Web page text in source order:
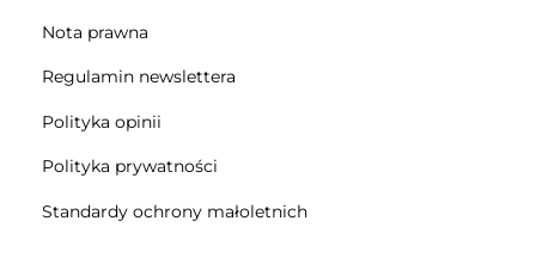
Nota prawna
Regulamin newslettera
Polityka opinii
Polityka prywatności
Standardy ochrony małoletnich